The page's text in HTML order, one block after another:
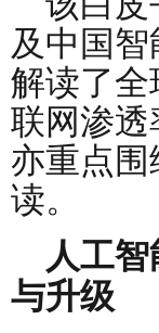
及中国
解读了
联网渗
亦重点
读。
人工
与升级